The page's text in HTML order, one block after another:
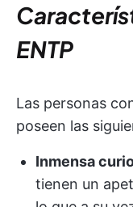
ENTP
Las personas
poseen las
Inmensa
tienen un